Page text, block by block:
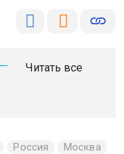
Читать все
Россия Москва